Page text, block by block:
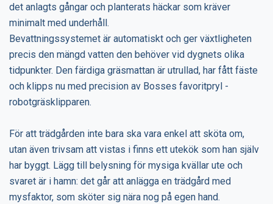
det anlagts gångar och planterats häckar som kräver
minimalt med underhåll.
Bevattningssystemet är automatiskt och ger växtligheten
precis den mängd vatten den behöver vid dygnets olika
tidpunkter. Den färdiga gräsmattan är utrullad, har fått fäste
och klipps nu med precision av Bosses favoritpryl -
robotgräsklipparen.
För att trädgården inte bara ska vara enkel att sköta om,
utan även trivsam att vistas i finns ett utekök som han själv
har byggt. Lägg till belysning för mysiga kvällar ute och
svaret är i hamn: det går att anlägga en trädgård med
mysfaktor, som sköter sig nära nog på egen hand.